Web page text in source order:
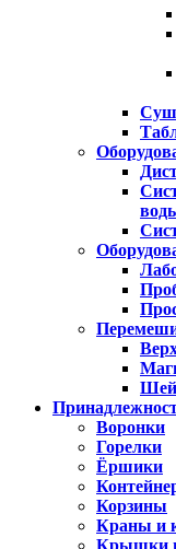
Воронки
Горелки
Ёршики
Корзины
Краны и
Крышки